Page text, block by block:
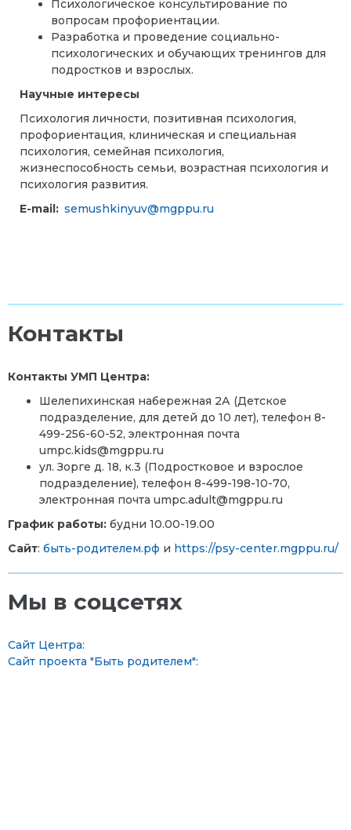
Психологическое консультирование по
вопросам профориентации.
Разработка и проведение социально-
психологических и обучающих тренингов для
подростков и взрослых.
Научные интересы
Психология личности, позитивная психология,
профориентация, клиническая и специальная
психология, семейная психология,
жизнеспособность семьи, возрастная психология и
психология развития.
E-mail: semushkinyuv@mgppu.ru
Контакты
Контакты УМП Центра:
Шелепихинская набережная 2А (Детское
подразделение, для детей до 10 лет), телефон 8-
499-256-60-52, электронная почта
umpc.kids@mgppu.ru
ул. Зорге д. 18, к.3 (Подростковое и взрослое
подразделение), телефон 8-499-198-10-70,
электронная почта umpc.adult@mgppu.ru
График работы: будни 10.00-19.00
Сайт: быть-родителем.рф и https://psy-center.mgppu.ru/
Мы в соцсетях
Сайт Центра:
Сайт проекта "Быть родителем":